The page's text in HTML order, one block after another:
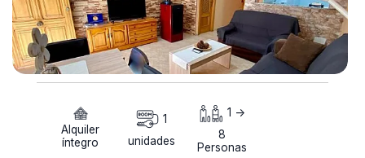
Alquiler
íntegro
1
unidades
1 ->
8
Personas